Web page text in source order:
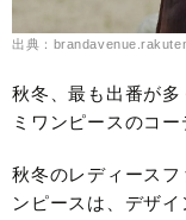
出典：
秋冬、最も出番が
ミワンピースのコー
秋冬のレディース
ンピースは、デザ